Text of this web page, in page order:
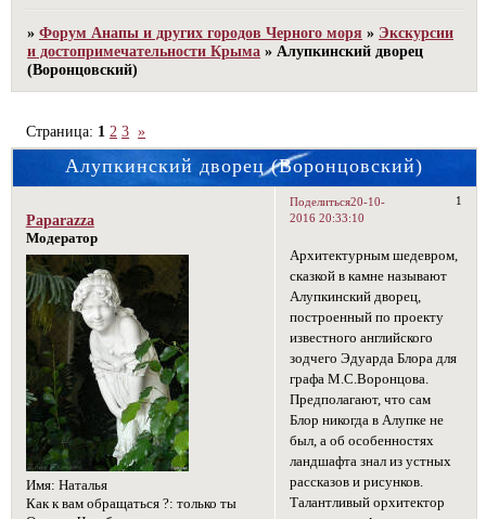
»Форум Анапы и других городов Черного моря » Экскурсии
и достопримечательности Крыма » Алупкинский дворец
(Воронцовский)
Алупкинский дворец (Воронцовский)
Страница: 1 2 3 »
Поделиться 1
20-10-
2016 20:33:10
Paparazza
Модератор
Имя: Наталья
Как к вам обращаться ?: только ты
Архитектурным шедевром,
сказкой в камне называют
Алупкинский дворец,
построенный по проекту
известного английского
зодчего Эдуарда Блора для
графа М.С.Воронцова.
Предполагают, что сам
Блор никогда в Алупке не
был, а об особенностях
ландшафта знал из устных
рассказов и рисунков.
Талантливый орхитектор